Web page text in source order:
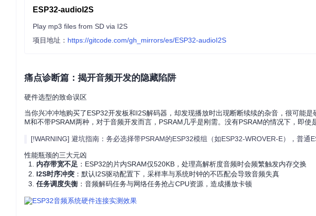
ESP32-audioI2S
Play mp3 files from SD via I2S
项目地址： https://gitcode.com/gh_mirrors/es/ESP32-audioI2S
痛点诊断篇：揭开音频开发的隐藏陷阱
硬件选型的致命误区
当你兴冲冲地购买了ESP32开发板和I2S解码器，却发现播放时出现断断续续的杂音，很可能
M和不带PSRAM两种，对于音频开发而言，PSRAM几乎是刚需。没有PSRAM的情况下，即使
[!WARNING] 避坑指南：务必选择带PSRAM的ESP32模组（如ESP32-WROVER-E），普
性能瓶颈的三大元凶
内存带宽不足 ：ESP32的片内SRAM仅520KB，处理高解析度音频时会频繁触发内存交换
I2S时序冲突 ：默认I2S驱动配置下，采样率与系统时钟的不匹配会导致音频失真
任务调度失衡 ：音频解码任务与网络任务抢占CPU资源，造成播放卡顿